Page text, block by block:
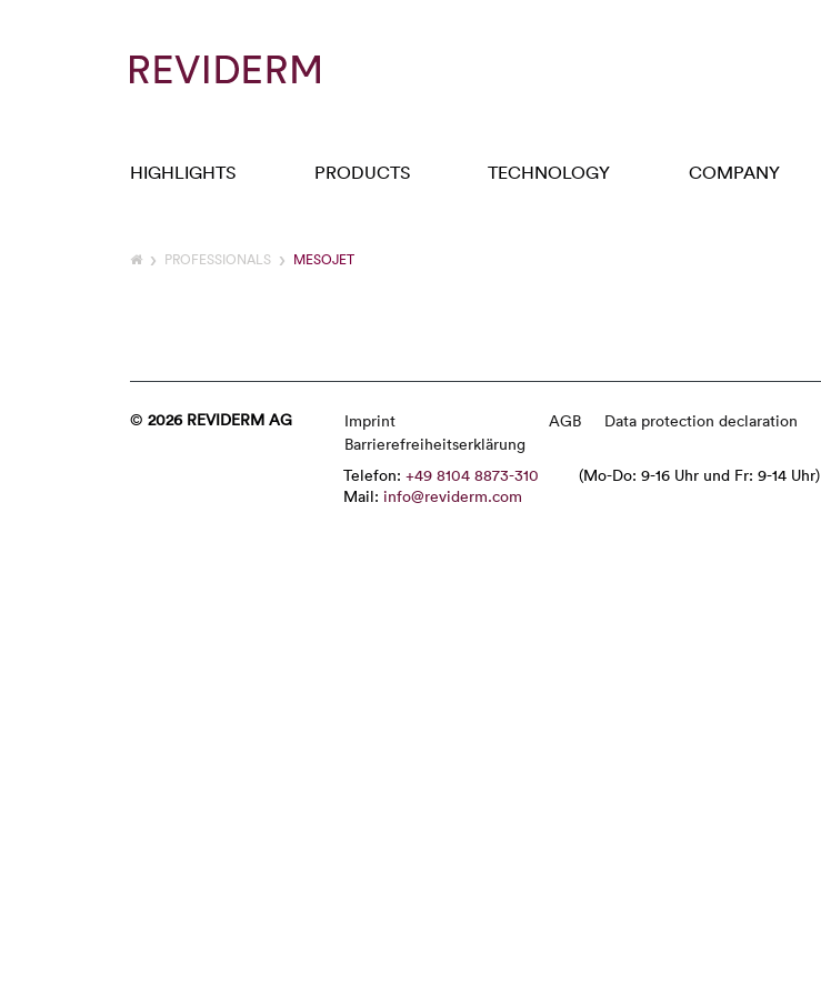
HIGHLIGHTS PRODUCTS TECHNOLOGY COMPANY
PROFESSIONALS MESOJET
© 2026 REVIDERM AG Imprint AGB
Data protection declaration
Barrierefreiheitserklärung
Telefon: +49 8104 8873-310
(Mo-Do: 9-16 Uhr und Fr: 9-14 Uhr)
Mail: info@reviderm.com